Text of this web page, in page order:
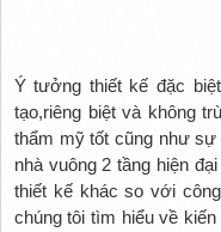
Ý tưởng thiết kế đặc
tạo,riêng biệt và không
thẩm mỹ tốt cũng như
nhà vuông 2 tầng hiện
thiết kế khác so với
chúng tôi tìm hiểu về